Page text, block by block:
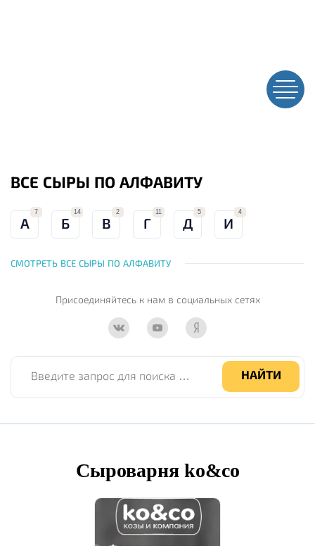
ВСЕ СЫРЫ ПО АЛФАВИТУ
А
7
Б
14
В
2
Г
11
Д
5
И
4
СМОТРЕТЬ ВСЕ СЫРЫ ПО АЛФАВИТУ
Присоединяйтесь к намв социальных сетях
НАЙТИ
Сыроварня ko&co